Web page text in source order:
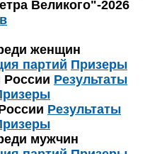
Великого"-2026
женщин
партий Призеры
России Результаты
Результаты
мужчин